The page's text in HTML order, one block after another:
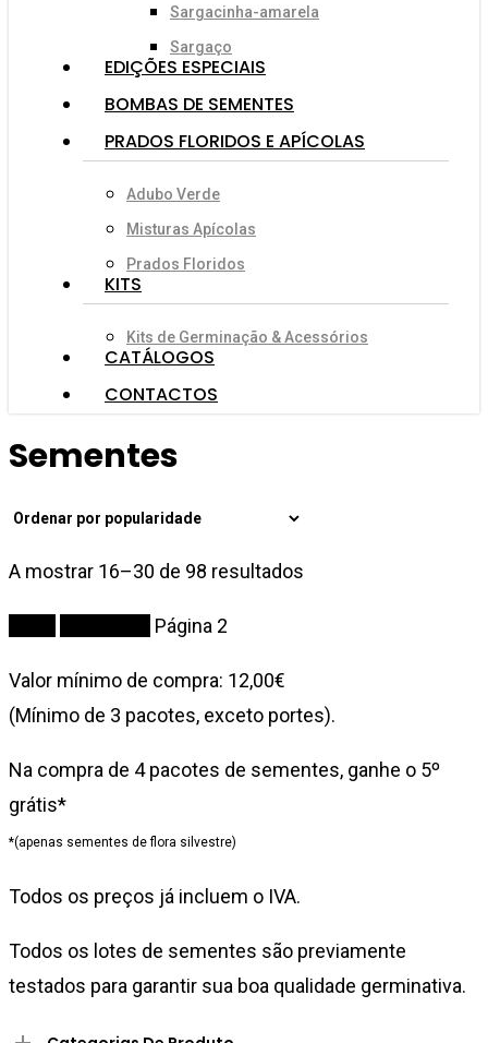
Sargacinha-amarela
Sargaço
EDIÇÕES ESPECIAIS
BOMBAS DE SEMENTES
PRADOS FLORIDOS E APÍCOLAS
Adubo Verde
Misturas Apícolas
Prados Floridos
KITS
Kits de Germinação & Acessórios
CATÁLOGOS
CONTACTOS
Sementes
A mostrar 16–30 de 98 resultados
Página 2
Valor mínimo de compra: 12,00€
(Mínimo de 3 pacotes, exceto portes).
Na compra de 4 pacotes de sementes, ganhe o 5º
grátis*
*(apenas sementes de flora silvestre)
Todos os preços já incluem o IVA.
Todos os lotes de sementes são previamente
testados para garantir sua boa qualidade germinativa.